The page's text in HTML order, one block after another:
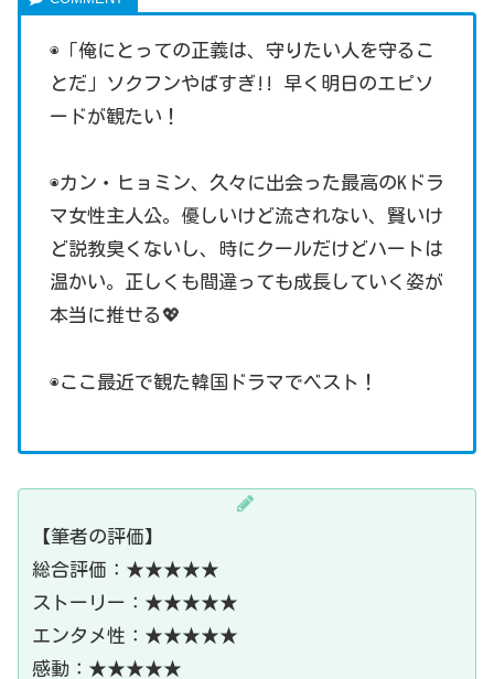
◉「俺にとっての正義は、守りたい人を守るこ
とだ」ソクフンやばすぎ!! 早く明日のエピソ
ードが観たい！
◉カン・ヒョミン、久々に出会った最高のKドラ
マ女性主人公。優しいけど流されない、賢いけ
ど説教臭くないし、時にクールだけどハートは
温かい。正しくも間違っても成長していく姿が
本当に推せる💖
◉ここ最近で観た韓国ドラマでベスト！
【筆者の評価】
総合評価： ★★★★★
ストーリー： ★★★★★
エンタメ性： ★★★★★
感動： ★★★★★